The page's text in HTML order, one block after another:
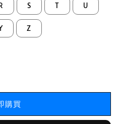
S T U
Z
購買